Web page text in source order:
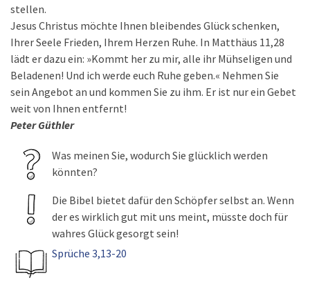
stellen.
Jesus Christus möchte Ihnen bleibendes Glück schenken,
Ihrer Seele Frieden, Ihrem Herzen Ruhe. In Matthäus 11,28
lädt er dazu ein: »Kommt her zu mir, alle ihr Mühseligen und
Beladenen! Und ich werde euch Ruhe geben.« Nehmen Sie
sein Angebot an und kommen Sie zu ihm. Er ist nur ein Gebet
weit von Ihnen entfernt!
Peter Güthler
Was meinen Sie, wodurch Sie glücklich werden
könnten?
Die Bibel bietet dafür den Schöpfer selbst an. Wenn
der es wirklich gut mit uns meint, müsste doch für
wahres Glück gesorgt sein!
Sprüche 3,13-20